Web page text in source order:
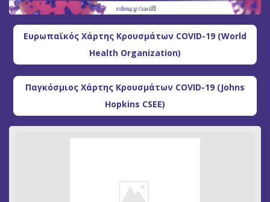
Ευρωπαϊκός Χάρτης Κρουσμάτων COVID-19 (World
Health Organization)
Παγκόσμιος Χάρτης Κρουσμάτων COVID-19 (Johns
Hopkins CSEE)